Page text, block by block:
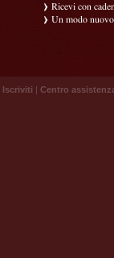
Ricevi con
Un modo
Iscriviti | Centro